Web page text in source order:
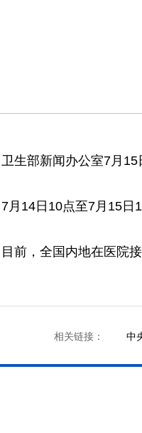
部新闻办公室7月15
14日10点至7月15日10
，全国内地在医院接
相关链接： 中